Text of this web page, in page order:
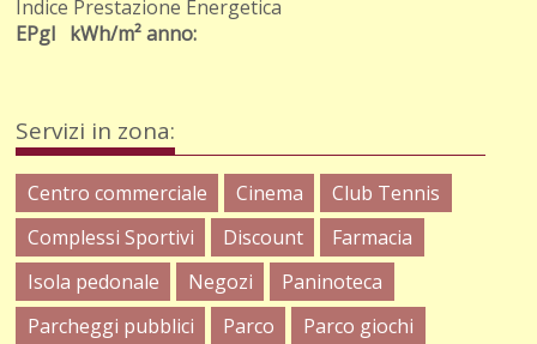
Indice Prestazione Energetica
EPgl kWh/m² anno:
Servizi in zona:
Centro commerciale Cinema
Club Tennis
Complessi Sportivi
Discount
Farmacia
Isola pedonale
Negozi
Paninoteca
Parcheggi pubblici
Parco
Parco giochi